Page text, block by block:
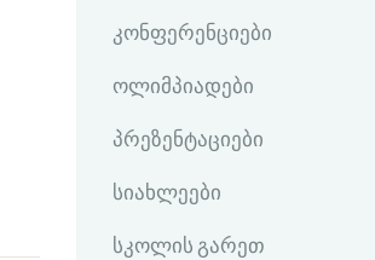
კონფერენციები
ოლიმპიადები
პრეზენტაციები
სიახლეები
სკოლის გარეთ